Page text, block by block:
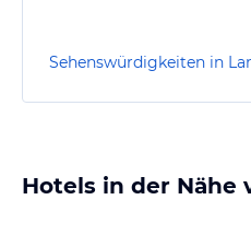
Sehenswürdigkeiten in
Hotels in der Nähe